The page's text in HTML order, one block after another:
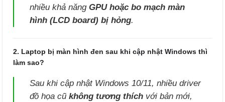
nhiều khả năngGPU hoặc bo mạch màn
hình (LCD board) bị hỏng.
2. Laptop bị màn hình đen sau khi cập nhật Windows thì
làm sao?
Sau khi cập nhật Windows 10/11, nhiều driver
đồ họa cũkhông tương thích với bản mới,